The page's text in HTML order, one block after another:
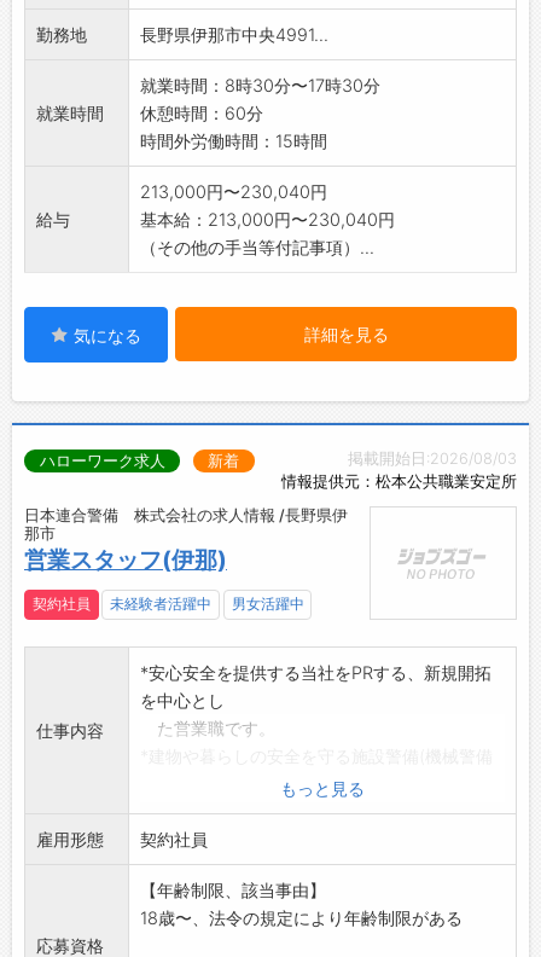
る
機械警備システムの知識経験の習得をしていた
*社内規程により、警備未経験者に限ります。
*変更の範囲:会社の定める業務
勤務地 長野県伊那市中央4991...
就業時間
就業時間：8時30分〜17時30分
休憩時間：60分
時間外労働時間：15時間
給与
213,000円〜230,040円
基本給：213,000円〜230,040円
（その他の手当等付記事項）...
気になる 詳細を見る
掲載開始日:2026/08/03
情報提供元：松本公共職業安定所
ハローワーク求人 新着
日本連合警備 株式会社の求人情報 /長野県伊
那市
営業スタッフ(伊那)
契約社員 未経験者活躍中 男女活躍中
仕事内容
*安心安全を提供する当社をPRする、新規開拓
を中心とし
た営業職です。
監視カメラ等防犯防災用品、AED等の販売)や
現金の運
送保管の安全を守る現金輸送警備等の提案営
業となります。
*入社後、1～3ヶ月程、本社(松本)にて警備員研
もっと見る
雇用形態 契約社員
応募資格
【年齢制限、該当事由】
18歳〜、法令の規定により年齢制限がある